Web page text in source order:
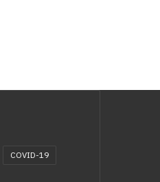
COVID-19